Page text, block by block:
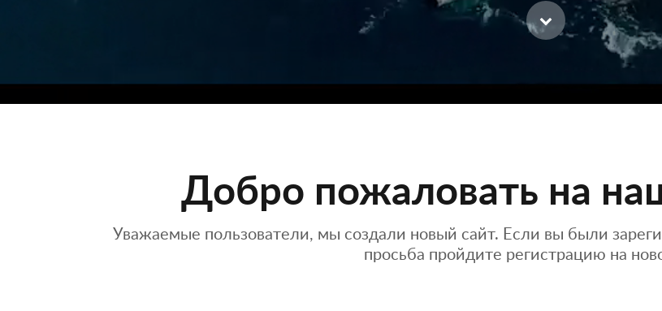
Добро пожаловать на
Уважаемые пользователи, мы создали новый сайт. Если вы были
просьба пройдите регистрацию на